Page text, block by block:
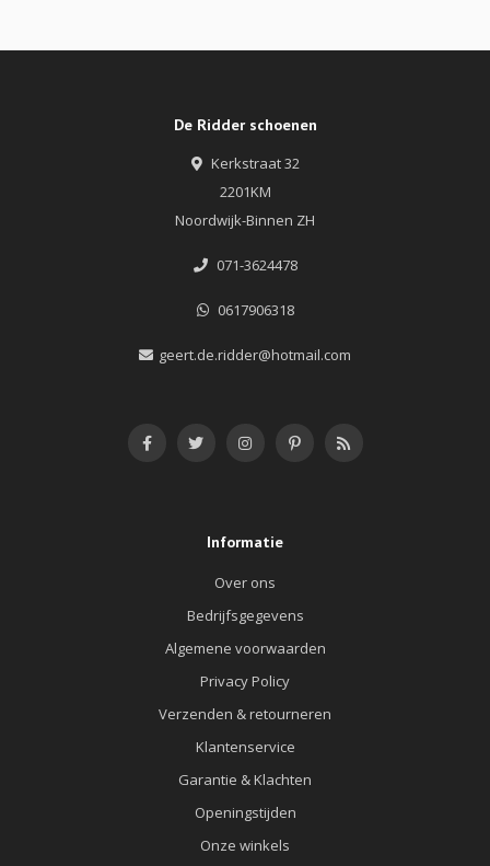
De Ridder schoenen
Kerkstraat 32
2201KM
Noordwijk-Binnen ZH
071-3624478
0617906318
geert.de.ridder@hotmail.com
Informatie
Over ons
Bedrijfsgegevens
Algemene voorwaarden
Privacy Policy
Verzenden & retourneren
Klantenservice
Garantie & Klachten
Openingstijden
Onze winkels